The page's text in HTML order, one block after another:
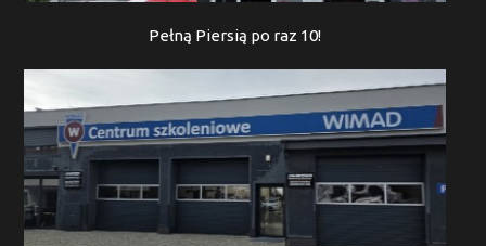
Pełną Piersią po raz 10!